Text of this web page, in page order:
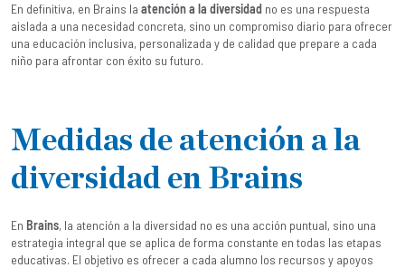
En definitiva, en Brains la atención a la diversidad no es una respuesta
aislada a una necesidad concreta, sino un compromiso diario para ofrecer
una educación inclusiva, personalizada y de calidad que prepare a cada
niño para afrontar con éxito su futuro.
Medidas de atención a la
diversidad en Brains
En Brains, la atención a la diversidad no es una acción puntual, sino una
estrategia integral que se aplica de forma constante en todas las etapas
educativas. El objetivo es ofrecer a cada alumno los recursos y apoyos